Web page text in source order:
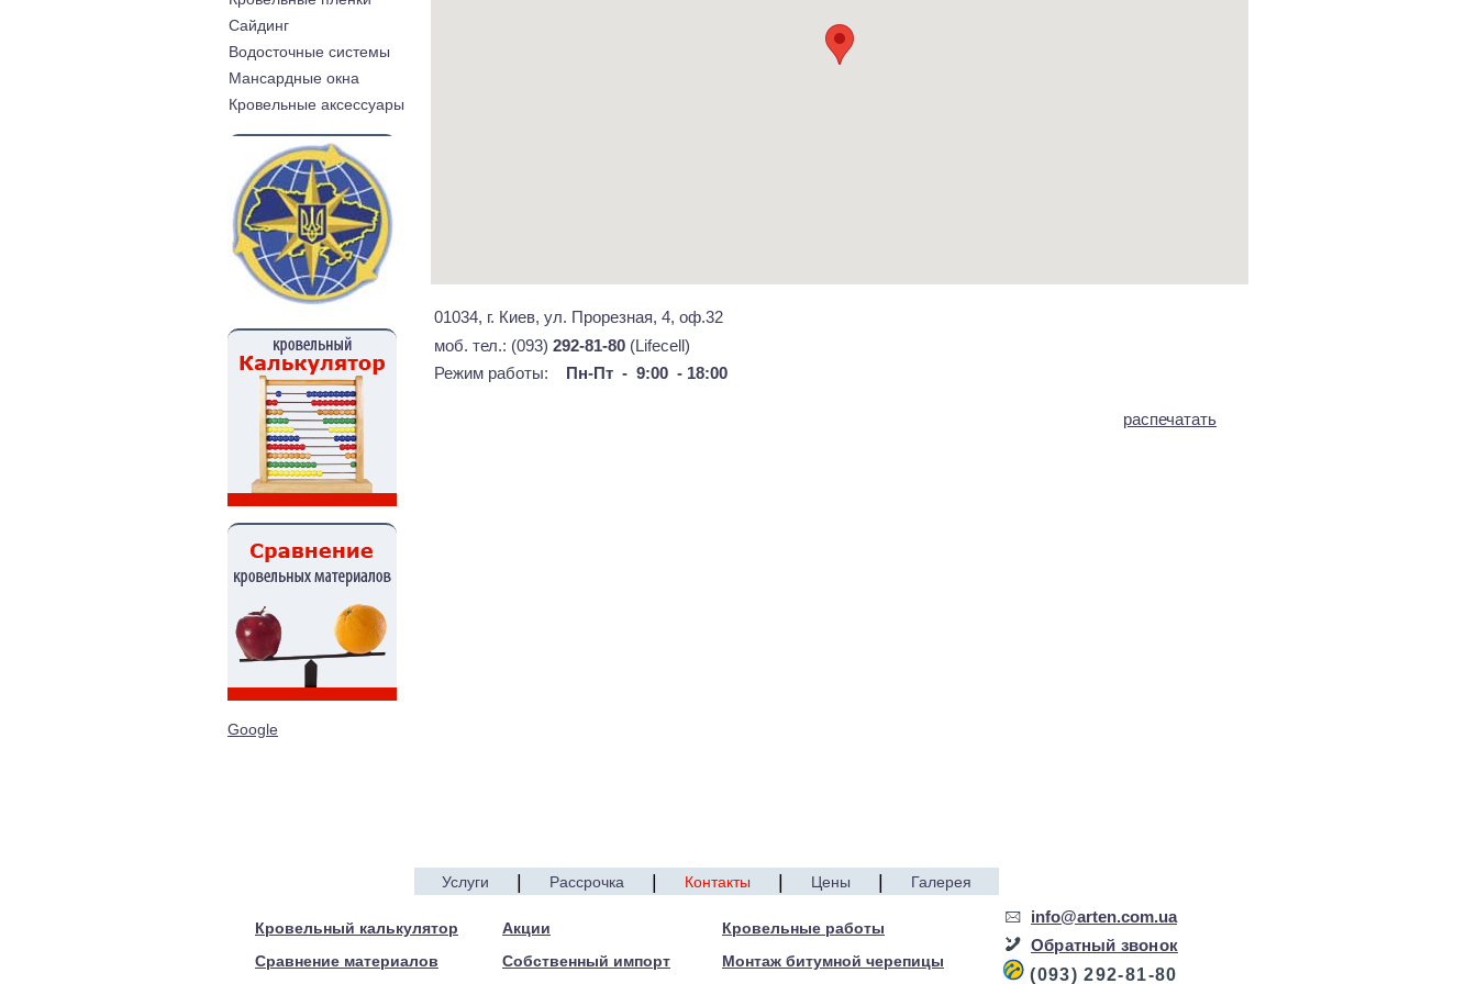
Cайдинг
Водосточные системы
Мансардные окна
Кровельные аксессуары
Google
01034, г. Киев, ул. Прорезная, 4, оф.32
моб. тел.: (093) 292-81-80 (Lifecell)
Режим работы: Пн-Пт - 9:00 - 18:00
распечатать
Услуги Рассрочка Контакты Цены Галерея
Кровельный калькулятор
Сравнение материалов
Акции
Собственный импорт
Кровельные работы
Монтаж битумной черепицы
info@arten.com.ua
Обратный звонок
(093) 292-81-80